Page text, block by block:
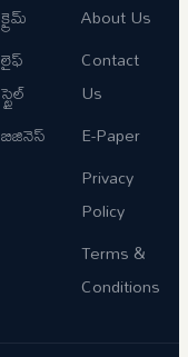
క్రైమ్
లైఫ్
స్టైల్
బిజినెస్
About Us
Contact
Us
E-Paper
Privacy
Policy
Terms &
Conditions